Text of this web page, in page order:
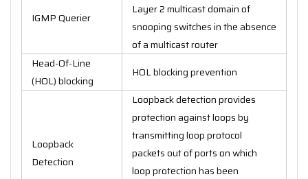
IGMP Querier
Layer 2 multicast domain of
snooping switches in the absence
of a multicast router
Head-Of-Line
(HOL) blocking
HOL blocking prevention
Loopback
Detection
Loopback detection provides
protection against loops by
transmitting loop protocol
packets out of ports on which
loop protection has been